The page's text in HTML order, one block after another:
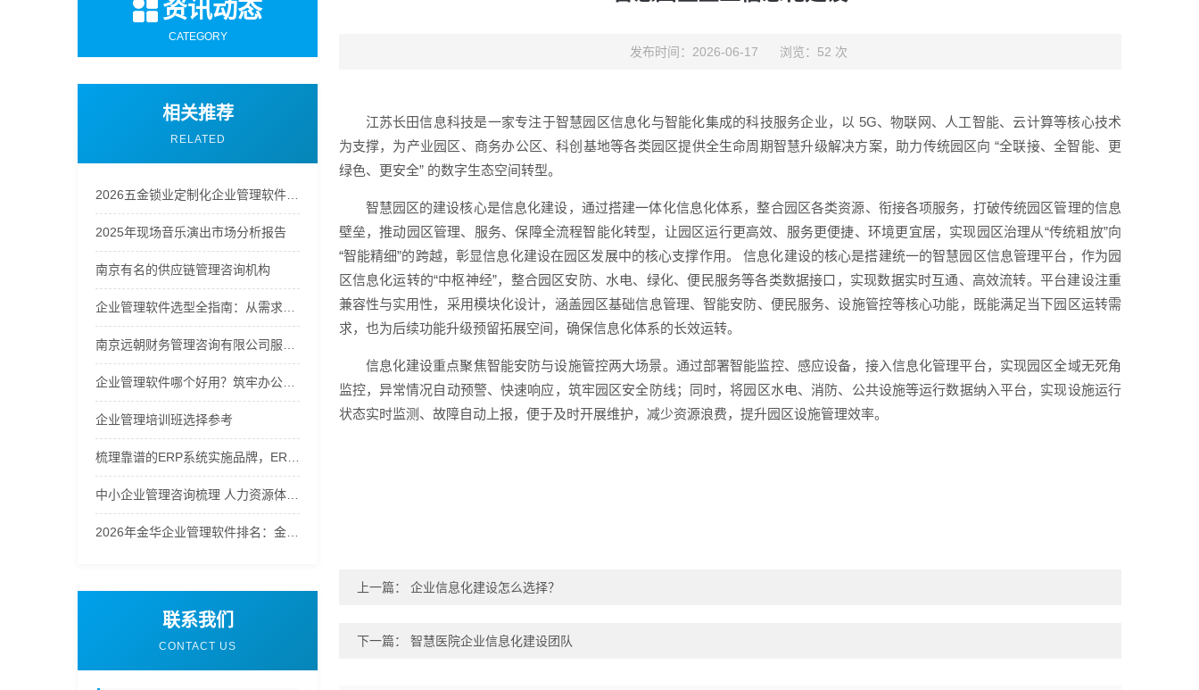
资讯动态
CATEGORY
相关推荐
RELATED
2025年现场音乐演出市场分析报告
南京有名的供应链管理咨询机构
企业管理培训班选择参考
联系我们
CONTACT US
发布时间：2026-06-17 浏览：52 次
江苏长田信息科技是一家专注于智慧园区信息化与智能化集成的科技服务企业，以 5G、物联网、人工智能、云计算等核心技术
为支撑，为产业园区、商务办公区、科创基地等各类园区提供全生命周期智慧升级解决方案，助力传统园区向 “全联接、全智能、更
绿色、更安全” 的数字生态空间转型。
智慧园区的建设核心是信息化建设，通过搭建一体化信息化体系，整合园区各类资源、衔接各项服务，打破传统园区管理的信息
壁垒，推动园区管理、服务、保障全流程智能化转型，让园区运行更高效、服务更便捷、环境更宜居，实现园区治理从“传统粗放”向
“智能精细”的跨越，彰显信息化建设在园区发展中的核心支撑作用。 信息化建设的核心是搭建统一的智慧园区信息管理平台，作为园
区信息化运转的“中枢神经”，整合园区安防、水电、绿化、便民服务等各类数据接口，实现数据实时互通、高效流转。平台建设注重
兼容性与实用性，采用模块化设计，涵盖园区基础信息管理、智能安防、便民服务、设施管控等核心功能，既能满足当下园区运转需
求，也为后续功能升级预留拓展空间，确保信息化体系的长效运转。
信息化建设重点聚焦智能安防与设施管控两大场景。通过部署智能监控、感应设备，接入信息化管理平台，实现园区全域无死角
监控，异常情况自动预警、快速响应，筑牢园区安全防线；同时，将园区水电、消防、公共设施等运行数据纳入平台，实现设施运行
状态实时监测、故障自动上报，便于及时开展维护，减少资源浪费，提升园区设施管理效率。
上一篇： 企业信息化建设怎么选择？
下一篇： 智慧医院企业信息化建设团队